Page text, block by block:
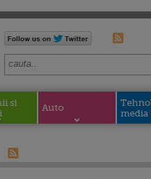
si
Auto
media